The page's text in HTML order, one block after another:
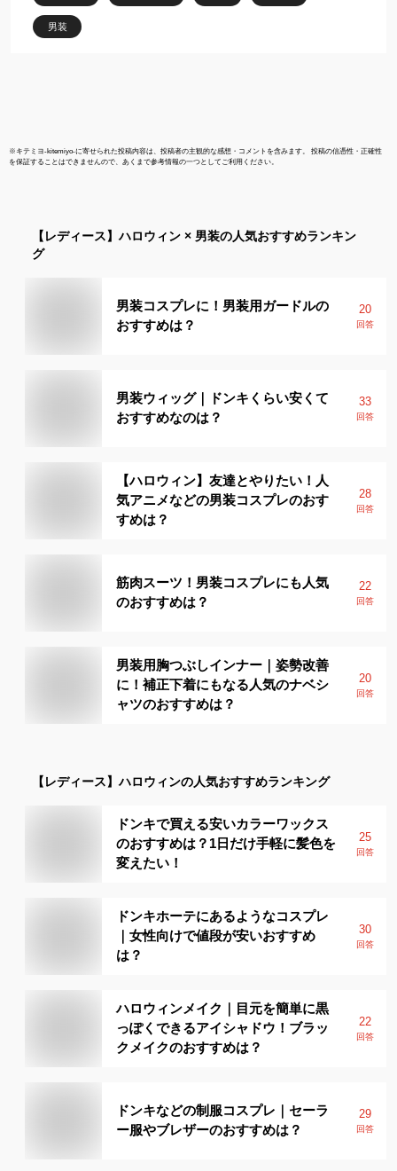
男装
※キテミヨ-kitemiyo-に寄せられた投稿内容は、投稿者の主観的な感想・コメントを含みます。 投稿の信憑性・正確性
を保証することはできませんので、あくまで参考情報の一つとしてご利用ください。
【レディース】ハロウィン × 男装の人気おすすめランキン
グ
男装コスプレに！男装用ガードルの
おすすめは？
20
回答
男装ウィッグ｜ドンキくらい安くて
おすすめなのは？
33
回答
【ハロウィン】友達とやりたい！人
気アニメなどの男装コスプレのおす
すめは？
28
回答
筋肉スーツ！男装コスプレにも人気
のおすすめは？
22
回答
男装用胸つぶしインナー｜姿勢改善
に！補正下着にもなる人気のナベシ
ャツのおすすめは？
20
回答
【レディース】ハロウィンの人気おすすめランキング
ドンキで買える安いカラーワックス
のおすすめは？1日だけ手軽に髪色を
変えたい！
25
回答
ドンキホーテにあるようなコスプレ
｜女性向けで値段が安いおすすめ
は？
30
回答
ハロウィンメイク｜目元を簡単に黒
っぽくできるアイシャドウ！ブラッ
クメイクのおすすめは？
22
回答
ドンキなどの制服コスプレ｜セーラ
ー服やブレザーのおすすめは？
29
回答